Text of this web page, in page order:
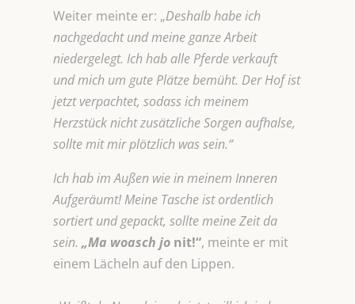
Weiter meinte er: „Deshalb habe ich
nachgedacht und meine ganze Arbeit
niedergelegt. Ich hab alle Pferde verkauft
und mich um gute Plätze bemüht. Der Hof ist
jetzt verpachtet, sodass ich meinem
Herzstück nicht zusätzliche Sorgen aufhalse,
sollte mit mir plötzlich was sein.“
Ich hab im Außen wie in meinem Inneren
Aufgeräumt! Meine Tasche ist ordentlich
sortiert und gepackt, sollte meine Zeit da
sein. „Ma woasch jo nit!“, meinte er mit
einem Lächeln auf den Lippen.